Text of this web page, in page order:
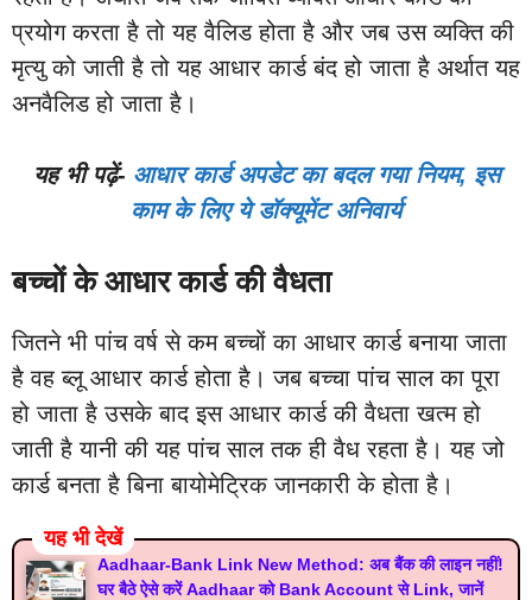
प्रयोग करता है तो यह वैलिड होता है और जब उस व्यक्ति की
मृत्यु को जाती है तो यह आधार कार्ड बंद हो जाता है अर्थात यह
अनवैलिड हो जाता है।
यह भी पढ़ें- आधार कार्ड अपडेट का बदल गया नियम, इस
काम के लिए ये डॉक्यूमेंट अनिवार्य
बच्चों के आधार कार्ड की वैधता
जितने भी पांच वर्ष से कम बच्चों का आधार कार्ड बनाया जाता
है वह ब्लू आधार कार्ड होता है। जब बच्चा पांच साल का पूरा
हो जाता है उसके बाद इस आधार कार्ड की वैधता खत्म हो
जाती है यानी की यह पांच साल तक ही वैध रहता है। यह जो
कार्ड बनता है बिना बायोमेट्रिक जानकारी के होता है।
यह भी देखें
Aadhaar-Bank Link New Method: अब बैंक की लाइन नहीं!
घर बैठे ऐसे करें Aadhaar को Bank Account से Link, जानें